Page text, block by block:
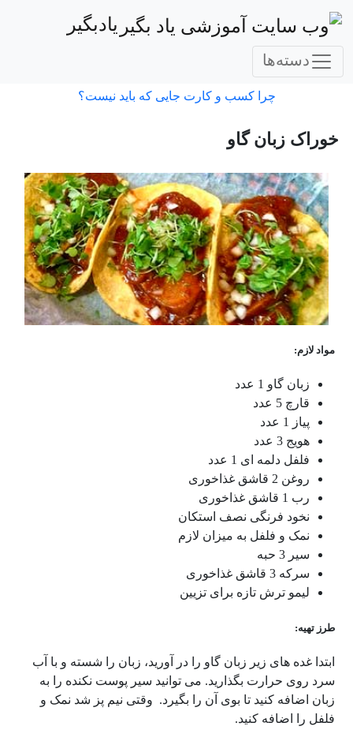
یادبگیر
دسته‌ها
چرا کسب و کارت جایی که باید نیست؟
خوراک زبان گاو
مواد لازم:
زبان گاو 1 عدد
قارچ 5 عدد
پیاز 1 عدد
هویج 3 عدد
فلفل دلمه ای 1 عدد
روغن 2 قاشق غذاخوری
رب 1 قاشق غذاخوری
نخود فرنگی نصف استکان
نمک و فلفل به میزان لازم
سیر 3 حبه
سرکه 3 قاشق غذاخوری
لیمو ترش تازه برای تزیین
طرز تهیه:
ابتدا غده های زیر زبان گاو را در آورید، زبان را شسته و با آب
سرد روی حرارت بگذارید. می توانید سیر پوست نکنده را به
زبان اضافه کنید تا بوی آن را بگیرد. وقتی نیم پز شد نمک و
فلفل را اضافه کنید.